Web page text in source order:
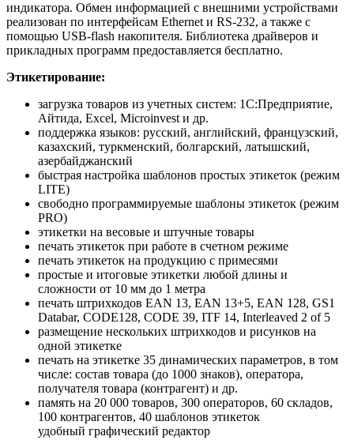
индикатора. Обмен информацией с внешними устройствами
реализован по интерфейсам Ethernet и RS-232, а также с
помощью USB-flash накопителя. Библиотека драйверов и
прикладных программ предоставляется бесплатно.
Этикетирование:
загрузка товаров из учетных систем: 1С:Предприятие,
Айтида, Excel, Microinvest и др.
поддержка языков: русский, английский, французский,
казахский, туркменский, болгарский, латышский,
азербайджанский
быстрая настройка шаблонов простых этикеток (режим
LITE)
свободно программируемые шаблоны этикеток (режим
PRO)
этикетки на весовые и штучные товары
печать этикеток при работе в счетном режиме
печать этикеток на продукцию с примесями
простые и итоговые этикетки любой длины и
сложности от 10 мм до 1 метра
печать штрихкодов EAN 13, EAN 13+5, EAN 128, GS1
Databar, CODE128, CODE 39, ITF 14, Interleaved 2 of 5
размещение нескольких штрихкодов и рисунков на
одной этикетке
печать на этикетке 35 динамических параметров, в том
числе: состав товара (до 1000 знаков), оператора,
получателя товара (контрагент) и др.
память на 20 000 товаров, 300 операторов, 60 складов,
100 контрагентов, 40 шаблонов этикеток
удобный графический редактор